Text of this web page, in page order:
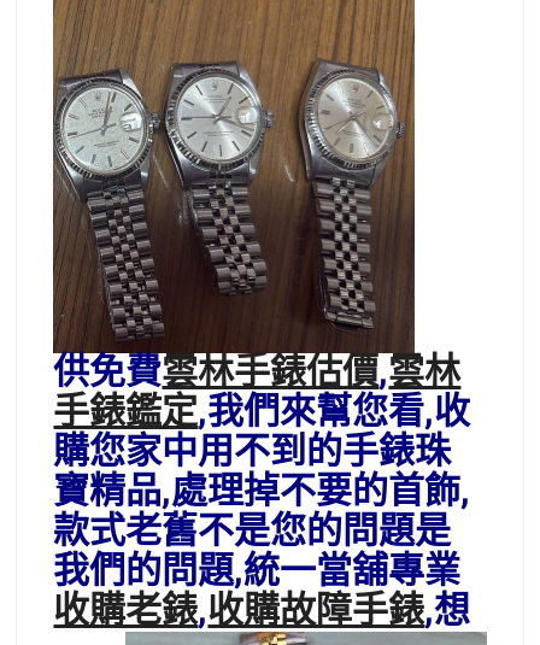
供免費雲林手錶估價,雲林
手錶鑑定,我們來幫您看,收
購您家中用不到的手錶珠
寶精品,處理掉不要的首飾,
款式老舊不是您的問題是
我們的問題,統一當舖專業
收購老錶,收購故障手錶,想